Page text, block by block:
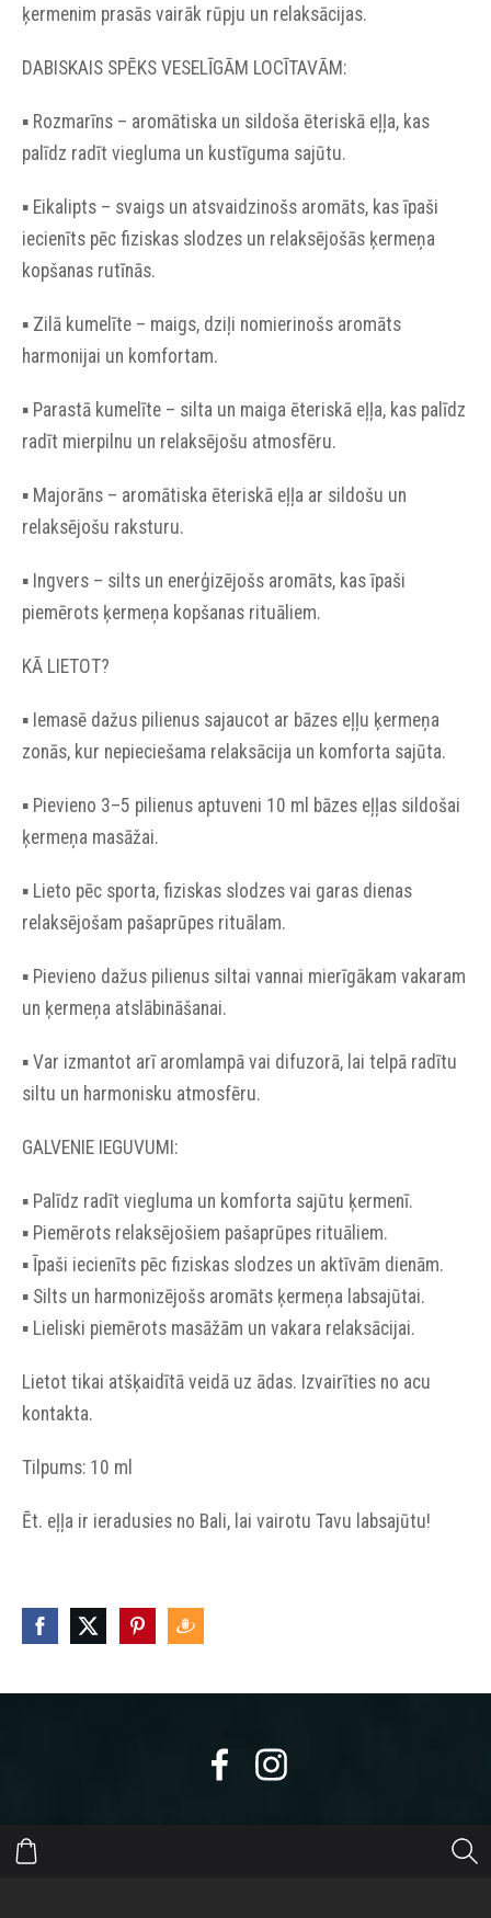
ķermenim prasās vairāk rūpju un relaksācijas.
DABISKAIS SPĒKS VESELĪGĀM LOCĪTAVĀM:
▪︎ Rozmarīns – aromātiska un sildoša ēteriskā eļļa, kas
palīdz radīt viegluma un kustīguma sajūtu.
▪︎ Eikalipts – svaigs un atsvaidzinošs aromāts, kas īpaši
iecienīts pēc fiziskas slodzes un relaksējošās ķermeņa
kopšanas rutīnās.
▪︎ Zilā kumelīte – maigs, dziļi nomierinošs aromāts
harmonijai un komfortam.
▪︎ Parastā kumelīte – silta un maiga ēteriskā eļļa, kas palīdz
radīt mierpilnu un relaksējošu atmosfēru.
▪︎ Majorāns – aromātiska ēteriskā eļļa ar sildošu un
relaksējošu raksturu.
▪︎ Ingvers – silts un enerģizējošs aromāts, kas īpaši
piemērots ķermeņa kopšanas rituāliem.
KĀ LIETOT?
▪︎ Iemasē dažus pilienus sajaucot ar bāzes eļļu ķermeņa
zonās, kur nepieciešama relaksācija un komforta sajūta.
▪︎ Pievieno 3–5 pilienus aptuveni 10 ml bāzes eļļas sildošai
ķermeņa masāžai.
▪︎ Lieto pēc sporta, fiziskas slodzes vai garas dienas
relaksējošam pašaprūpes rituālam.
▪︎ Pievieno dažus pilienus siltai vannai mierīgākam vakaram
un ķermeņa atslābināšanai.
▪︎ Var izmantot arī aromlampā vai difuzorā, lai telpā radītu
siltu un harmonisku atmosfēru.
GALVENIE IEGUVUMI:
▪︎ Palīdz radīt viegluma un komforta sajūtu ķermenī.
▪︎ Piemērots relaksējošiem pašaprūpes rituāliem.
▪︎ Īpaši iecienīts pēc fiziskas slodzes un aktīvām dienām.
▪︎ Silts un harmonizējošs aromāts ķermeņa labsajūtai.
▪︎ Lieliski piemērots masāžām un vakara relaksācijai.
Lietot tikai atšķaidītā veidā uz ādas. Izvairīties no acu
kontakta.
Tilpums: 10 ml
Ēt. eļļa ir ieradusies no Bali, lai vairotu Tavu labsajūtu!
https://eepurl.com/dyikxr